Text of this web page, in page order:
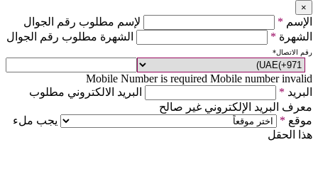
×
الإسم *
لإسم مطلوب رقم الجوال
الشهرة * الشهرة مطلوب رقم الجوال
رقم الاتصال*
Mobile Number is required Mobile number invalid
البريد *
البريد الالكتروني مطلوب
معرف البريد الإلكتروني غير صالح
موقع *
يجب ملء
هذا الحقل